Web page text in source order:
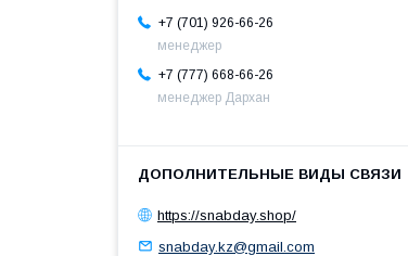
+7 (701) 926-66-26
менеджер
+7 (777) 668-66-26
менеджер Дархан
https://snabday.shop/
snabday.kz@gmail.com